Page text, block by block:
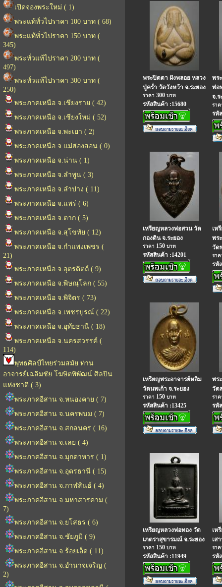
เปิดจองพระใหม่ ( 1)
พระแท้ทั่วไปราคา 100 บาท ( 68)
พระแท้ทั่วไปราคา 150 บาท (
345)
พระทั่วแท้ไปราคา 200 บาท (
497)
พระทั่วแท้ไปราคา 300 บาท (
250)
พระภาคเหนือ จ.เชียงราย ( 42)
พระภาคเหนือ จ.เชียงใหม่ ( 52)
พระภาคเหนือ จ.พะเยา ( 2)
พระภาคเหนือ จ.แม่ฮ่องสอน ( 0)
พระภาคเหนือ จ.น่าน ( 1)
พระภาคเหนือ จ.ลำพูน ( 3)
พระภาคเหนือ จ.ลำปาง ( 11)
พระภาคเหนือ จ.แพร่ ( 6)
พระภาคเหนือ จ.ตาก ( 5)
พระภาคเหนือ จ.สุโขทัย ( 12)
พระภาคเหนือ จ.กำแพงเพชร (
21)
พระภาคเหนือ จ.อุตรดิตถ์ ( 9)
พระภาคเหนือ จ.พิษณุโลก ( 55)
พระภาคเหนือ จ.พิจิตร ( 73)
พระภาคเหนือ จ.เพชรบูรณ์ ( 22)
พระภาคเหนือ จ.อุทัยธานี ( 18)
พระภาคเหนือ จ.นครสวรรค์ (
114)
พุทธศิลป์ไทยร่วมสมัย ท่าน
อาจารย์เฉลิมชัย โฆษิตพิพัฒน์ ศิลปิน
แห่งชาติ ( 3)
พระภาคอีสาน จ.หนองคาย ( 7)
พระภาคอีสาน จ.นครพนม ( 7)
พระภาคอีสาน จ.สกลนคร ( 16)
พระภาคอีสาน จ.เลย ( 4)
พระภาคอีสาน จ.มุกดาหาร ( 1)
พระภาคอีสาน จ.อุดรธานี ( 15)
พระภาคอีสาน จ.กาฬสินธ์ ( 4)
พระภาคอีสาน จ.มหาสารคาม (
7)
พระภาคอีสาน จ.ยโสธร ( 6)
พระภาคอีสาน จ.ชัยภูมิ ( 9)
พระภาคอีสาน จ.ร้อยเอ็ด ( 11)
พระภาคอีสาน จ.อำนาจเจริญ (
2)
พระปิดตา ฝังพลอย หลวง
ปู่คร่ำ วัดวังหว้า จ.ระยอง
ราคา 300 บาท
รหัสสินค้า :15680
พร
พ่อ
จ.ร
รา
รหั
เหรียญหลวงพ่อสวน วัด
กองดิน จ.ระยอง
ราคา 150 บาท
รหัสสินค้า :14201
เห
พร
วัด
รา
รหั
เหรียญพระอาจารย์หลิม
วัดนพเก้า จ.ระยอง
ราคา 150 บาท
รหัสสินค้า :13425
พร
วัด
รา
รหั
เหรียญหลวงพ่อทอง วัด
เภตราสุขารมณ์ จ.ระยอง
ราคา 150 บาท
รหัสสินค้า :11949
เห
เส
รา
รหั